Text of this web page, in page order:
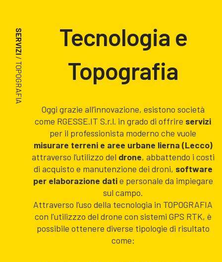
SERVIZI
/ TOPOGRAFIA
Tecnologia e
Topografia
Oggi grazie all’innovazione, esistono società
come RGESSE.IT S.r.l. in grado di offrire servizi
per il professionista moderno che vuole
misurare terreni e aree urbane lierna (Lecco)
attraverso l’utilizzo del drone, abbattendo i costi
di acquisto e manutenzione dei droni, software
per elaborazione datie personale da impiegare
sul campo.
Attraverso l’uso della tecnologia in TOPOGRAFIA
con l'utilizzzo del drone con sistemi GPS RTK, è
possibile ottenere diverse tipologie di risultato
come: